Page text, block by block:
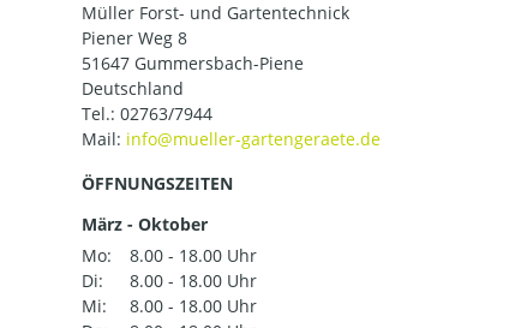
Müller Forst- und Gartentechnick
Piener Weg 8
51647 Gummersbach-Piene
Deutschland
Tel.: 02763/7944
Mail:
ÖFFNUNGSZEITEN
März - Oktober
Mo:
8.00 - 18.00 Uhr
Di:
8.00 - 18.00 Uhr
Mi:
8.00 - 18.00 Uhr